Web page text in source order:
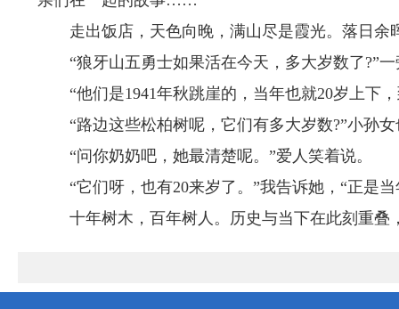
走出饭店，天色向晚，满山尽是霞光。落日余
“狼牙山五勇士如果活在今天，多大岁数了?”一
“他们是1941年秋跳崖的，当年也就20岁上下，
“路边这些松柏树呢，它们有多大岁数?”小孙女
“问你奶奶吧，她最清楚呢。”爱人笑着说。
“它们呀，也有20来岁了。”我告诉她，“正是当
十年树木，百年树人。历史与当下在此刻重叠